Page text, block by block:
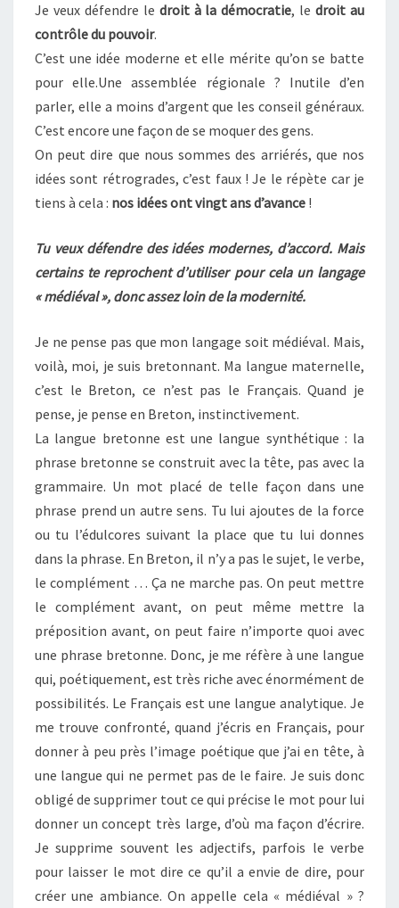
Je veux défendre le droit à la démocratie, ledroit au
contrôle du pouvoir.
C’est une idée moderne et elle mérite qu’on se batte
pour elle.Une assemblée régionale ? Inutile d’en
parler, elle a moins d’argent que les conseil généraux.
C’est encore une façon de se moquer des gens.
On peut dire que nous sommes des arriérés, que nos
idées sont rétrogrades, c’est faux ! Je le répète car je
tiens à cela : nos idées ont vingt ans d’avance !
Tu veux défendre des idées modernes, d’accord. Mais
certains te reprochent d’utiliser pour cela un langage
« médiéval », donc assez loin de la modernité.
Je ne pense pas que mon langage soit médiéval. Mais,
voilà, moi, je suis bretonnant. Ma langue maternelle,
c’est le Breton, ce n’est pas le Français. Quand je
pense, je pense en Breton, instinctivement.
La langue bretonne est une langue synthétique : la
phrase bretonne se construit avec la tête, pas avec la
grammaire. Un mot placé de telle façon dans une
phrase prend un autre sens. Tu lui ajoutes de la force
ou tu l’édulcores suivant la place que tu lui donnes
dans la phrase. En Breton, il n’y a pas le sujet, le verbe,
le complément … Ça ne marche pas. On peut mettre
le complément avant, on peut même mettre la
préposition avant, on peut faire n’importe quoi avec
une phrase bretonne. Donc, je me réfère à une langue
qui, poétiquement, est très riche avec énormément de
possibilités. Le Français est une langue analytique. Je
me trouve confronté, quand j’écris en Français, pour
donner à peu près l’image poétique que j’ai en tête, à
une langue qui ne permet pas de le faire. Je suis donc
obligé de supprimer tout ce qui précise le mot pour lui
donner un concept très large, d’où ma façon d’écrire.
Je supprime souvent les adjectifs, parfois le verbe
pour laisser le mot dire ce qu’il a envie de dire, pour
créer une ambiance. On appelle cela « médiéval » ?